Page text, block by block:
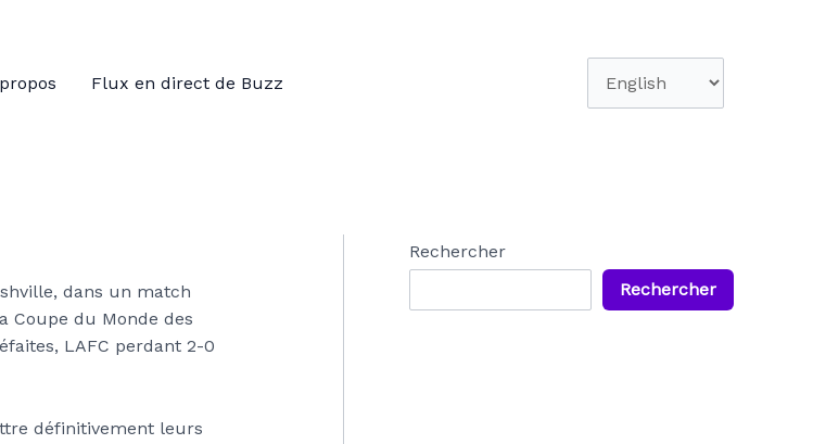
Flux en direct de Buzz
dans un match
Coupe du Monde des
LAFC perdant 2-0
définitivement leurs
Rechercher
Rechercher